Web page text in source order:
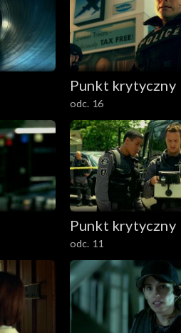
Punkt krytyczny
odc. 16
Punkt krytyczny
odc. 11